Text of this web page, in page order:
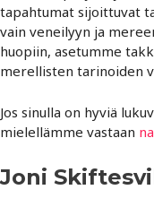
tapahtumat sijoittuvat
vain veneilyyn ja
huopiin, asetumme
merellisten tarinoiden
Jos sinulla on hyviä
mielellämme vastaan
Joni